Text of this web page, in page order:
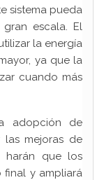
sistema pueda
escala. El
la energía
ya que la
cuando más
adopción de
las mejoras de
harán que los
final y ampliará